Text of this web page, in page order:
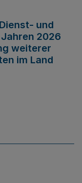
und
2026
weiterer
im Land